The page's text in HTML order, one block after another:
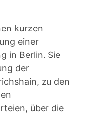
kurzen
einer
in Berlin. Sie
der
zu den
über die